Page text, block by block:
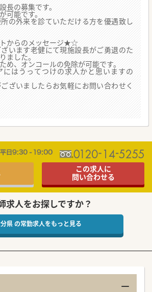
の募集です。
可能です。
の外来を診ていただける方を優遇致し
からのメッセージ★☆
います老健にて現施設長がご勇退のた
ました。
め、オンコールの免除が可能です。
にはうってつけの求人かと思いますの
ざいましたらお気軽にお問い合わせく
この求人に
問い合わせる
求人をお探しですか？
県 の常勤求人をもっと見る